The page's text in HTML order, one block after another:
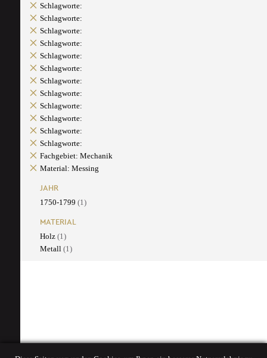
Schlagworte:
Schlagworte:
Schlagworte:
Schlagworte:
Schlagworte:
Schlagworte:
Schlagworte:
Schlagworte:
Schlagworte:
Schlagworte:
Schlagworte:
Schlagworte:
Fachgebiet: Mechanik
Material: Messing
JAHR
1750-1799 (1)
MATERIAL
Holz (1)
Metall (1)